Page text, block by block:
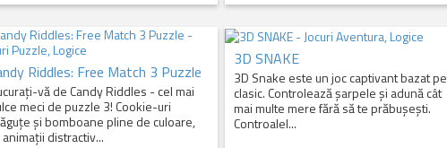
Riddles: Free Match 3 Puzzle
vă de Candy Riddles - cel mai
meci de puzzle 3! Cookie-uri
și bomboane pline de culoare,
animații distractiv...
3D SNAKE
3D Snake este un joc captivant bazat pe
clasic. Controlează șarpele și adună cât
mai multe mere fără să te prăbușești.
Controalel...